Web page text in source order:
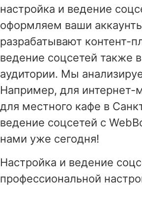
настройка и ведение
оформляем ваши
разрабатывают контент-
ведение соцсетей также
аудитории. Мы
Например, для интернет-
для местного кафе в
ведение соцсетей с
нами уже сегодня!
Настройка и ведение
профессиональной